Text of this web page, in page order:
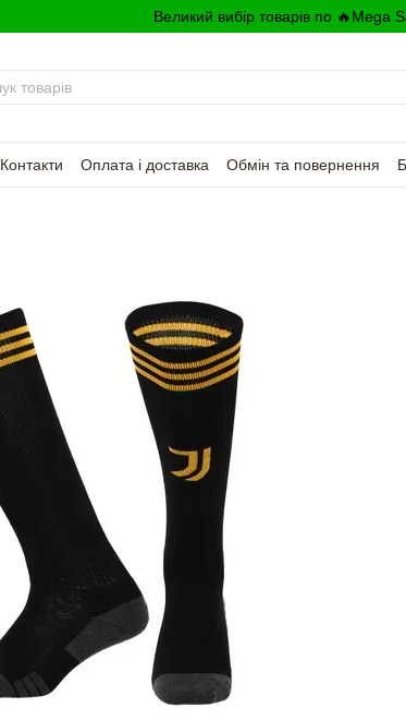
Великий вибір товарів по 🔥Mega
Контакти Оплата і доставка Обмін та повернення